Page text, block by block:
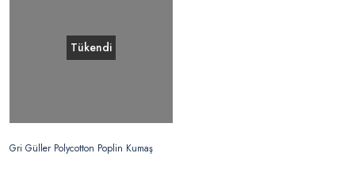
Tükendi
Gri Güller Polycotton Poplin Kumaş